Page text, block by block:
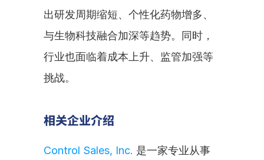
出研发周期缩短、个性化药物增多、
与生物科技融合加深等趋势。同时，
行业也面临着成本上升、监管加强等
挑战。
相关企业介绍
Control Sales, Inc. 是一家专业从事